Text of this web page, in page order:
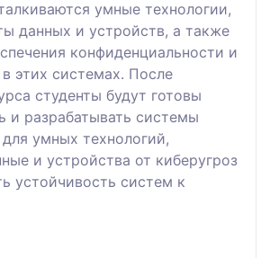
умные технологии,
данных и устройств, а также
конфиденциальности и
этих системах. После
студенты будут готовы
и разрабатывать системы
умных технологий,
и устройства от киберугроз
устойчивость систем к